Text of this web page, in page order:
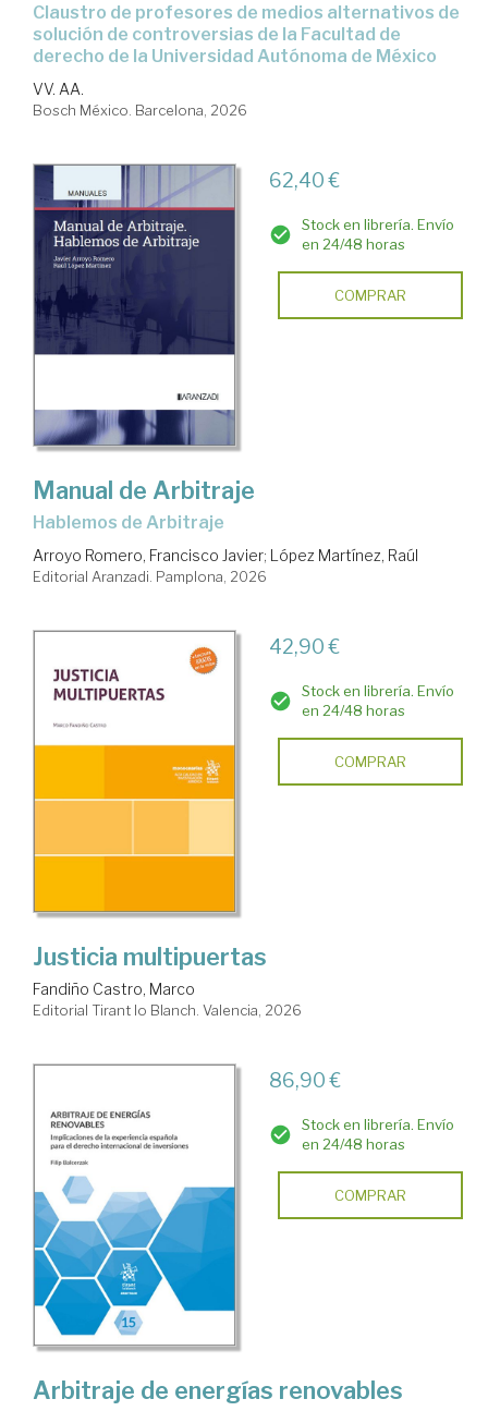
Claustro de profesores de medios alternativos de
solución de controversias de la Facultad de
derecho de la Universidad Autónoma de México
VV. AA.
Bosch México. Barcelona, 2026
62,40 €
Stock en librería. Envío
en 24/48 horas
COMPRAR
Manual de Arbitraje
Hablemos de Arbitraje
Arroyo Romero, Francisco Javier; López Martínez, Raúl
Editorial Aranzadi. Pamplona, 2026
42,90 €
Stock en librería. Envío
en 24/48 horas
COMPRAR
Justicia multipuertas
Fandiño Castro, Marco
Editorial Tirant lo Blanch. Valencia, 2026
86,90 €
Stock en librería. Envío
en 24/48 horas
COMPRAR
Arbitraje de energías renovables